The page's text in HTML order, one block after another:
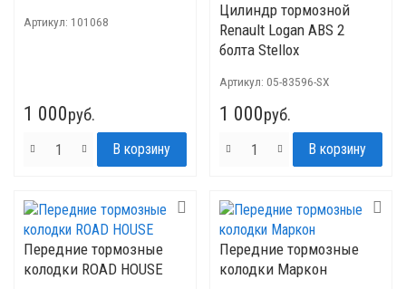
Артикул: 101068
1 000руб.
Цилиндр тормозной
Renault Logan ABS 2
болта Stellox
Артикул: 05-83596-SX
1 000руб.
Передние тормозные
колодки ROAD HOUSE
Передние тормозные
колодки Маркон